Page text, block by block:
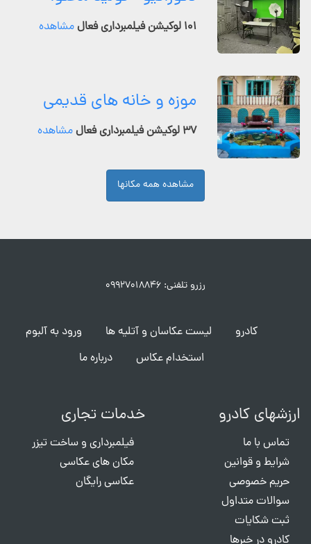
۱۰۱ لوکیشن فیلمبرداری فعال مشاهده
موزه و خانه های قدیمی
۳۷ لوکیشن فیلمبرداری فعال مشاهده
مشاهده همه مکانها
رزرو تلفنی: ۰۹۹۲۷۰۱۸۸۴۶
کادرو لیست عکاسان و آتلیه ها
ورود به آلبوم
استخدام عکاس
درباره ما
ارزشهای کادرو
تماس با ما
شرایط و قوانین
حریم خصوصی
سوالات متداول
ثبت شکایات
کادرو در خبرها
خدمات تجاری
فیلمبرداری و ساخت تیزر
مکان های عکاسی
عکاسی رایگان